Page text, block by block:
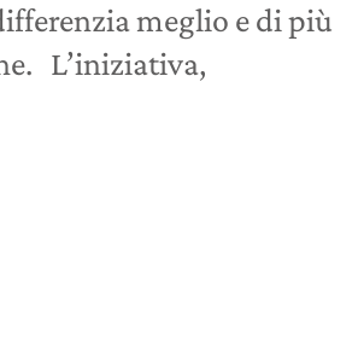
meglio e di più
L’iniziativa,